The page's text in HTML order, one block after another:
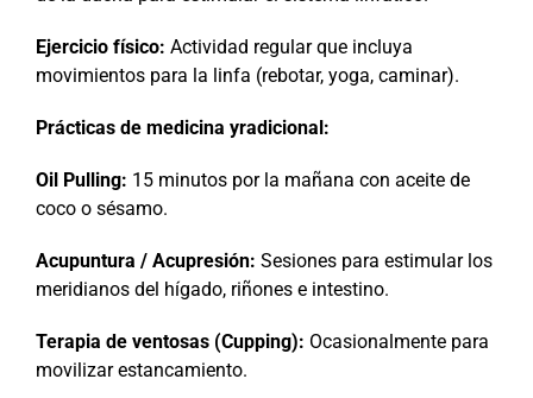
Ejercicio físico: Actividad regular que incluya
movimientos para la linfa (rebotar, yoga, caminar).
Prácticas de medicina yradicional:
Oil Pulling: 15 minutos por la mañana con aceite de
coco o sésamo.
Acupuntura / Acupresión: Sesiones para estimular los
meridianos del hígado, riñones e intestino.
Terapia de ventosas (Cupping): Ocasionalmente para
movilizar estancamiento.